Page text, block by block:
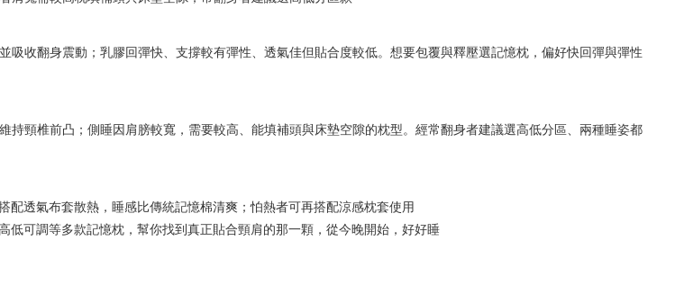
吸收翻身震動；乳膠回彈快、支撐較有彈性、透氣佳但貼合度較低。想要包覆與釋壓選記憶枕，偏好快回彈與彈性
持頸椎前凸；側睡因肩膀較寬，需要較高、能填補頭與床墊空隙的枕型。經常翻身者建議選高低分區、兩種睡姿都
透氣布套散熱，睡感比傳統記憶棉清爽；怕熱者可再搭配涼感枕套使用
低可調等多款記憶枕，幫你找到真正貼合頸肩的那一顆，從今晚開始，好好睡